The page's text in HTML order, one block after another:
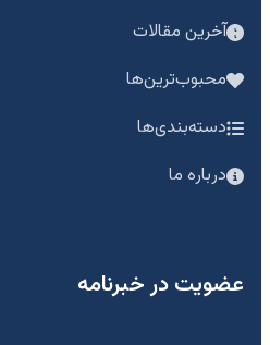
آخرین مقالات
محبوب‌ترین‌ها
دسته‌بندی‌ها
درباره ما
عضویت در خبرنامه